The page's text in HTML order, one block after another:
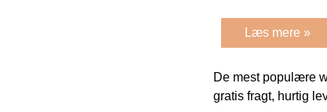
Læs mere »
De mest populære
gratis fragt, hurtig